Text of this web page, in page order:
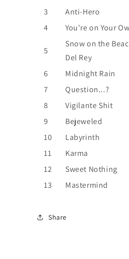
3
Anti-Hero
4
You're on Your
5
Snow on the
Del Rey
6
Midnight Rain
7
Question...?
8
Vigilante Shit
9
Bejeweled
10
Labyrinth
11
Karma
12
Sweet Nothing
13
Mastermind
Share